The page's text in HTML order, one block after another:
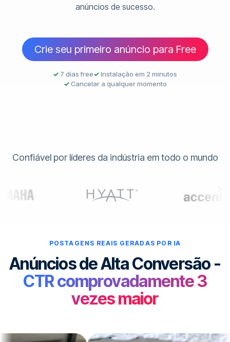
anúncios de sucesso.
Crie seu primeiro anúncio para Free
✓ 7 dias free✓Instalação em 2 minutos
✓Cancelar a qualquer momento
Confiável por líderes da indústria em todo o mundo
POSTAGENS REAIS GERADAS POR IA
Anúncios de Alta Conversão -
CTR comprovadamente 3
vezes maior